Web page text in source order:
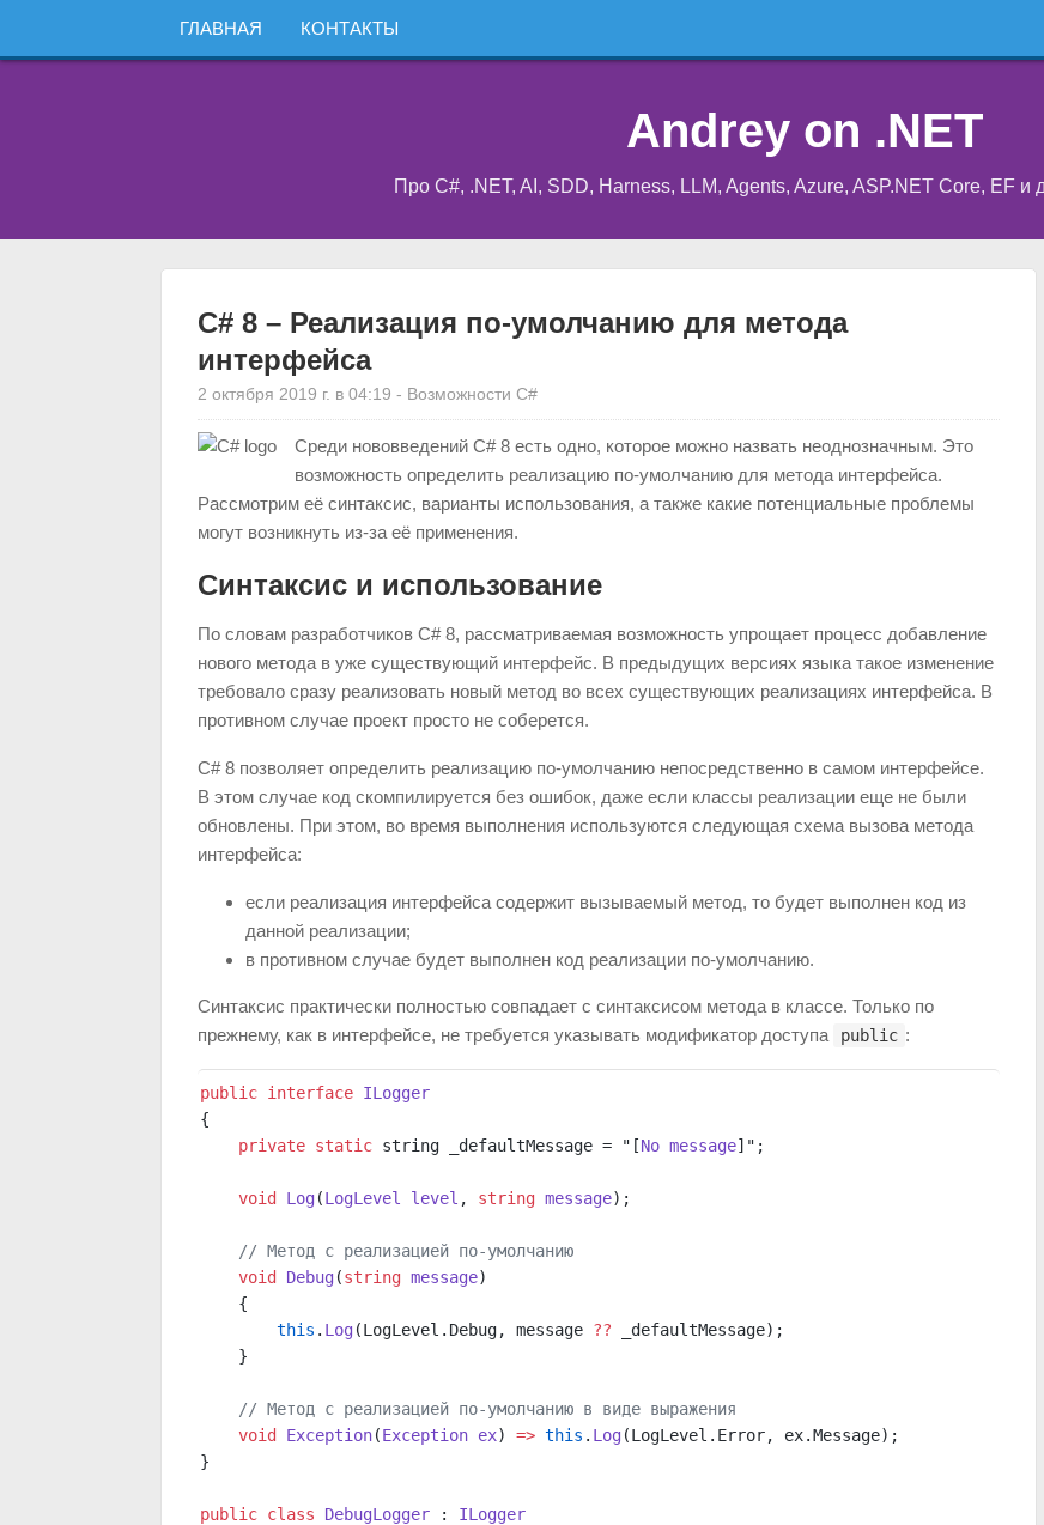
ГЛАВНАЯ КОНТАКТЫ
Andrey on .NET
Про C#, .NET, AI, SDD, Harness, LLM, Agents, Azure, ASP.NET Core, EF и
C# 8 – Реализация по-умолчанию для метода
интерфейса
2 октября 2019 г. в 04:19 - Возможности C#
Среди нововведений C# 8 есть одно, которое можно назвать неоднозначным. Это
возможность определить реализацию по-умолчанию для метода интерфейса.
Рассмотрим её синтаксис, варианты использования, а также какие потенциальные проблемы
могут возникнуть из-за её применения.
Синтаксис и использование
По словам разработчиков C# 8, рассматриваемая возможность упрощает процесс добавление
нового метода в уже существующий интерфейс. В предыдущих версиях языка такое изменение
требовало сразу реализовать новый метод во всех существующих реализациях интерфейса. В
противном случае проект просто не соберется.
C# 8 позволяет определить реализацию по-умолчанию непосредственно в самом интерфейсе.
В этом случае код скомпилируется без ошибок, даже если классы реализации еще не были
обновлены. При этом, во время выполнения используются следующая схема вызова метода
интерфейса:
если реализация интерфейса содержит вызываемый метод, то будет выполнен код из
данной реализации;
в противном случае будет выполнен код реализации по-умолчанию.
Синтаксис практически полностью совпадает с синтаксисом метода в классе. Только по
прежнему, как в интерфейсе, не требуется указывать модификатор доступа
public :
public interface ILogger
{
    private
static string _defaultMessage = "[No message]";
    void
Log(LogLevel level , string message);
    // Метод с реализацией по-умолчанию
    void
Debug(string message)
    {
        this
. Log(LogLevel.Debug, message ?? _defaultMessage);
    }
    // Метод с реализацией по-умолчанию в виде выражения
    void
Exception(Exception ex) => this . Log(LogLevel.Error, ex.Message);
}
public class DebugLogger : ILogger